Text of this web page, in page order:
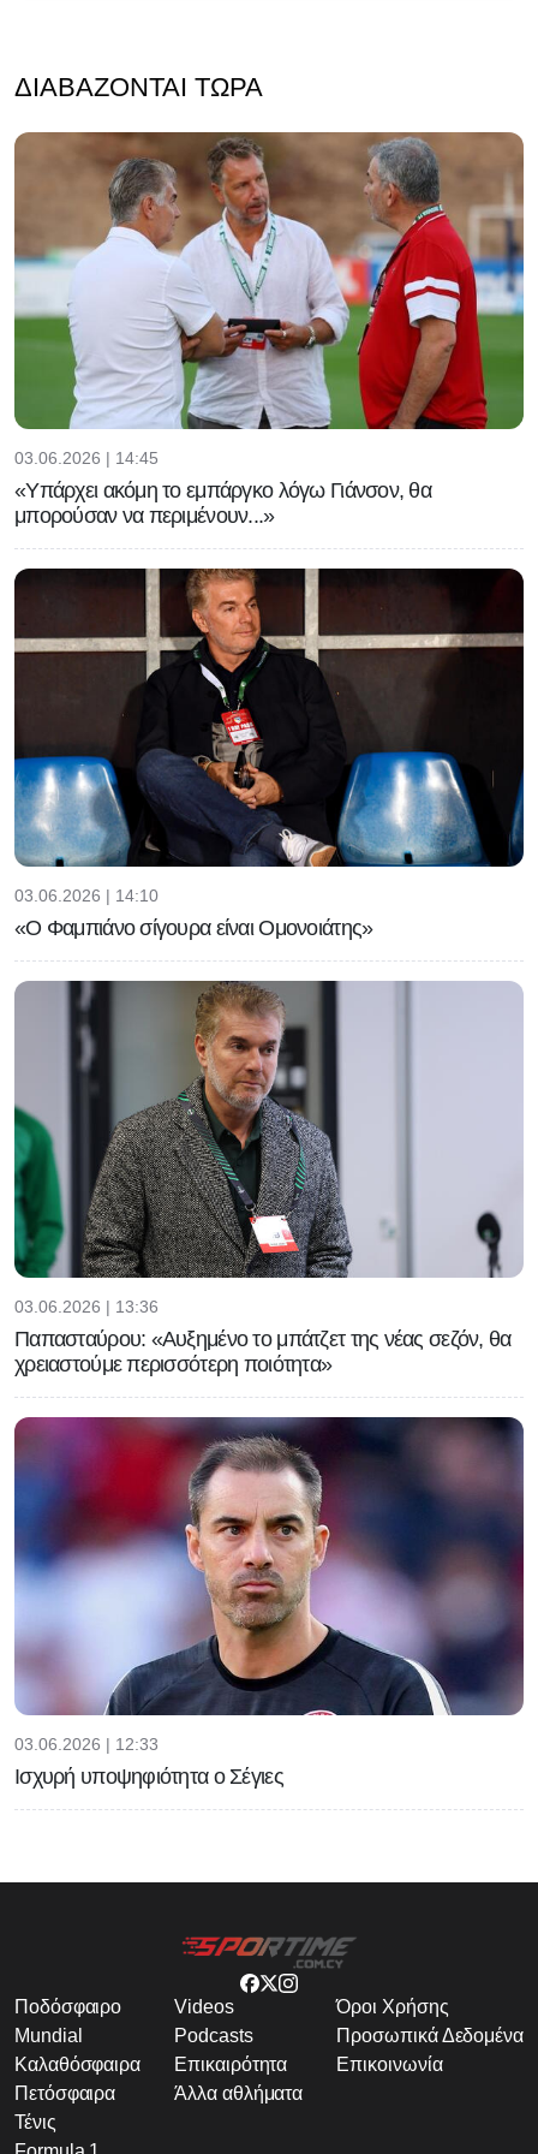
ΔΙΑΒΆΖΟΝΤΑΙ ΤΏΡΑ
03.06.2026 | 14:45
«Υπάρχει ακόμη το εμπάργκο λόγω Γιάνσον, θα
μπορούσαν να περιμένουν...»
03.06.2026 | 14:10
«Ο Φαμπιάνο σίγουρα είναι Ομονοιάτης»
03.06.2026 | 13:36
Παπασταύρου: «Αυξημένο το μπάτζετ της νέας σεζόν, θα
χρειαστούμε περισσότερη ποιότητα»
03.06.2026 | 12:33
Ισχυρή υποψηφιότητα ο Σέγιες
Ποδόσφαιρο
Mundial
Καλαθόσφαιρα
Πετόσφαιρα
Τένις
Videos
Podcasts
Επικαιρότητα
Άλλα αθλήματα
Όροι Χρήσης
Προσωπικά Δεδομένα
Επικοινωνία